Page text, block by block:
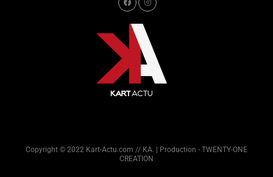
Copyright © 2022 Kart-Actu.com // KA. | Production - TWENTY-ONE
CREATION